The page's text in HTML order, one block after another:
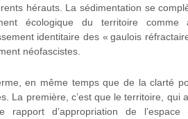
hérauts. La sédimentation se
écologique du territoire comme
identitaire des « gaulois
néofascistes.
en même temps que de la clarté
La première, c’est que le territoire, qui
d’appropriation de l’espace